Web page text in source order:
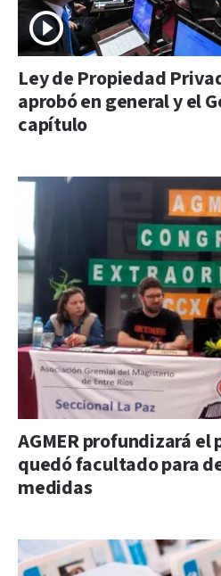
Ley de Propiedad
aprobó en general y el
capítulo
AGMER profundizará el
quedó facultado para
medidas